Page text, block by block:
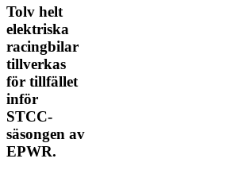
Tolv helt
elektriska
racingbilar
tillverkas
för tillfället
inför
STCC-
säsongen av
EPWR.